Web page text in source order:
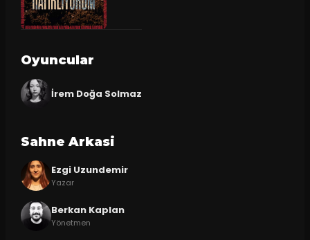
Oyuncular
İrem Doğa Solmaz
Sahne Arkasi
Ezgi Uzundemir
Yazar
Berkan Kaplan
Yönetmen